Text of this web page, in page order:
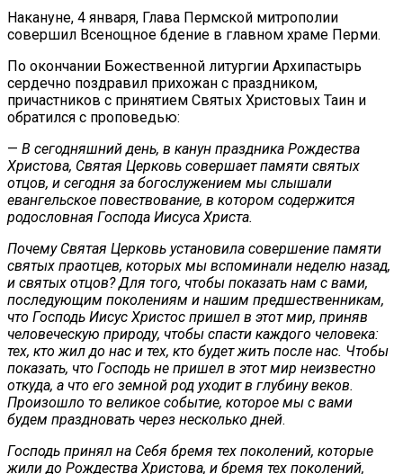
Накануне, 4 января, Глава Пермской митрополии
совершил Всенощное бдение в главном храме Перми.
По окончании Божественной литургии Архипастырь
сердечно поздравил прихожан с праздником,
причастников с принятием Святых Христовых Таин и
обратился с проповедью:
— В сегодняшний день, в канун праздника Рождества
Христова, Святая Церковь совершает памяти святых
отцов, и сегодня за богослужением мы слышали
евангельское повествование, в котором содержится
родословная Господа Иисуса Христа.
Почему Святая Церковь установила совершение памяти
святых праотцев, которых мы вспоминали неделю назад,
и святых отцов? Для того, чтобы показать нам с вами,
последующим поколениям и нашим предшественникам,
что Господь Иисус Христос пришел в этот мир, приняв
человеческую природу, чтобы спасти каждого человека:
тех, кто жил до нас и тех, кто будет жить после нас. Чтобы
показать, что Господь не пришел в этот мир неизвестно
откуда, а что его земной род уходит в глубину веков.
Произошло то великое событие, которое мы с вами
будем праздновать через несколько дней.
Господь принял на Себя бремя тех поколений, которые
жили до Рождества Христова, и бремя тех поколений,